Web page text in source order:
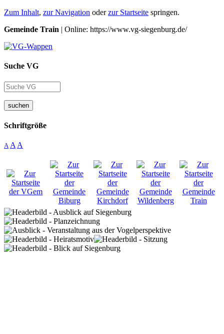
Zum Inhalt, zur Navigation oderzur Startseite springen.
Gemeinde Train | Online: https://www.vg-siegenburg.de/
Suche VG
suchen
Schriftgröße
A A A